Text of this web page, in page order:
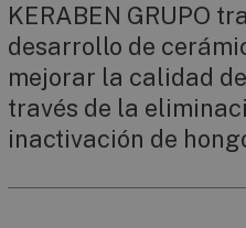
KERABEN GRUPO
desarrollo de
mejorar la calidad
través de la
inactivación de